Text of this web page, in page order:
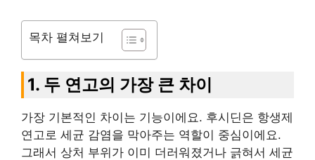
목차 펼쳐보기
1. 두 연고의 가장 큰 차이
가장 기본적인 차이는 기능이에요. 후시딘은 항생제
연고로 세균 감염을 막아주는 역할이 중심이에요.
그래서 상처 부위가 이미 더러워졌거나 긁혀서 세균